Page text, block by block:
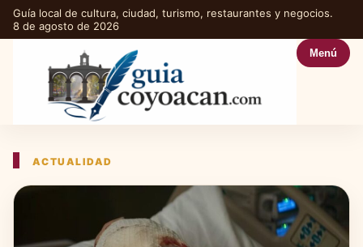
Guía local de cultura, ciudad, turismo, restaurantes y negocios.
8 de agosto de 2026
Menú
ACTUALIDAD